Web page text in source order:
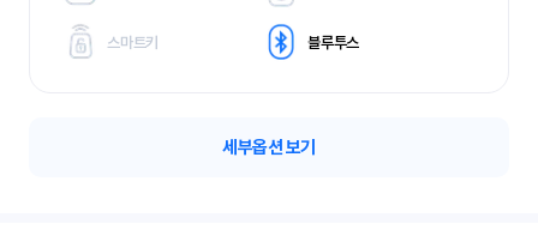
스마트키 블루투스
세부옵션 보기